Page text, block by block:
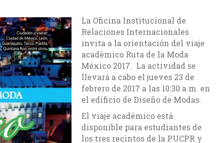
La Oficina Institucional de
Relaciones Internacionales
invita a la orientación del viaje
académico Ruta de la Moda
México 2017. La actividad se
llevará a cabo el jueves 23 de
febrero de 2017 a las 10:30 a.m. en
el edificio de Diseño de Modas.
El viaje académico está
disponible para estudiantes de
los tres recintos de la PUCPR y